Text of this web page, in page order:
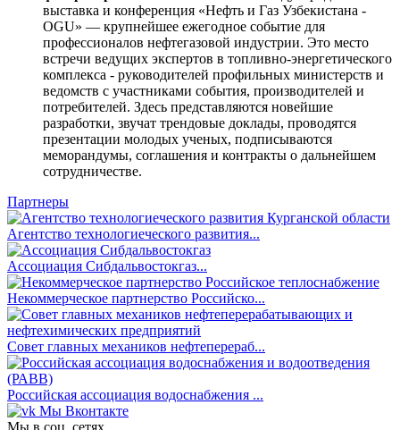
выставка и конференция «Нефть и Газ Узбекистана -
OGU» — крупнейшее ежегодное событие для
профессионалов нефтегазовой индустрии. Это место
встречи ведущих экспертов в топливно-энергетического
комплекса - руководителей профильных министерств и
ведомств с участниками события, производителей и
потребителей. Здесь представляются новейшие
разработки, звучат трендовые доклады, проводятся
презентации молодых ученых, подписываются
меморандумы, соглашения и контракты о дальнейшем
сотрудничестве.
Партнеры
Агентство технологиеческого развития...
Ассоциация Сибдальвостокгаз...
Некоммерческое партнерство Российско...
Совет главных механиков нефтеперераб...
Российская ассоциация водоснабжения ...
Мы Вконтакте